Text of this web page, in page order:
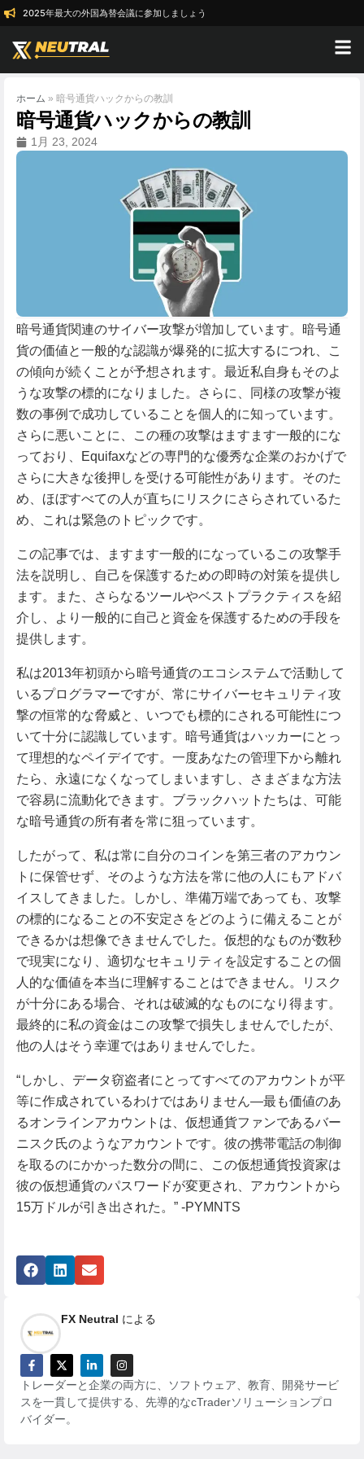
2025年最大の外国為替会議に参加しましょう
ホーム » 暗号通貨ハックからの教訓
暗号通貨ハックからの教訓
1月 23, 2024
暗号通貨関連のサイバー攻撃が増加しています。暗号通
貨の価値と一般的な認識が爆発的に拡大するにつれ、こ
の傾向が続くことが予想されます。最近私自身もそのよ
うな攻撃の標的になりました。さらに、同様の攻撃が複
数の事例で成功していることを個人的に知っています。
さらに悪いことに、この種の攻撃はますます一般的にな
っており、Equifaxなどの専門的な優秀な企業のおかげで
さらに大きな後押しを受ける可能性があります。そのた
め、ほぼすべての人が直ちにリスクにさらされているた
め、これは緊急のトピックです。
この記事では、ますます一般的になっているこの攻撃手
法を説明し、自己を保護するための即時の対策を提供し
ます。また、さらなるツールやベストプラクティスを紹
介し、より一般的に自己と資金を保護するための手段を
提供します。
私は2013年初頭から暗号通貨のエコシステムで活動して
いるプログラマーですが、常にサイバーセキュリティ攻
撃の恒常的な脅威と、いつでも標的にされる可能性につ
いて十分に認識しています。暗号通貨はハッカーにとっ
て理想的なペイデイです。一度あなたの管理下から離れ
たら、永遠になくなってしまいますし、さまざまな方法
で容易に流動化できます。ブラックハットたちは、可能
な暗号通貨の所有者を常に狙っています。
したがって、私は常に自分のコインを第三者のアカウン
トに保管せず、そのような方法を常に他の人にもアドバ
イスしてきました。しかし、準備万端であっても、攻撃
の標的になることの不安定さをどのように備えることが
できるかは想像できませんでした。仮想的なものが数秒
で現実になり、適切なセキュリティを設定することの個
人的な価値を本当に理解することはできません。リスク
が十分にある場合、それは破滅的なものになり得ます。
最終的に私の資金はこの攻撃で損失しませんでしたが、
他の人はそう幸運ではありませんでした。
“しかし、データ窃盗者にとってすべてのアカウントが平
等に作成されているわけではありません―最も価値のあ
るオンラインアカウントは、仮想通貨ファンであるバー
ニスク氏のようなアカウントです。彼の携帯電話の制御
を取るのにかかった数分の間に、この仮想通貨投資家は
彼の仮想通貨のパスワードが変更され、アカウントから
15万ドルが引き出された。” -PYMNTS
FX Neutral による
トレーダーと企業の両方に、ソフトウェア、教育、開発サービ
スを一貫して提供する、先導的なcTraderソリューションプロ
バイダー。